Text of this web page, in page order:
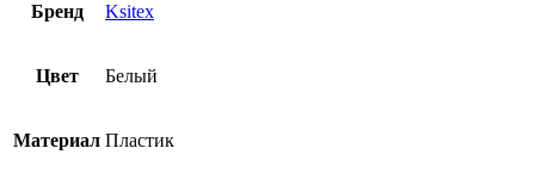
Бренд Ksitex
Цвет Белый
Материал Пластик